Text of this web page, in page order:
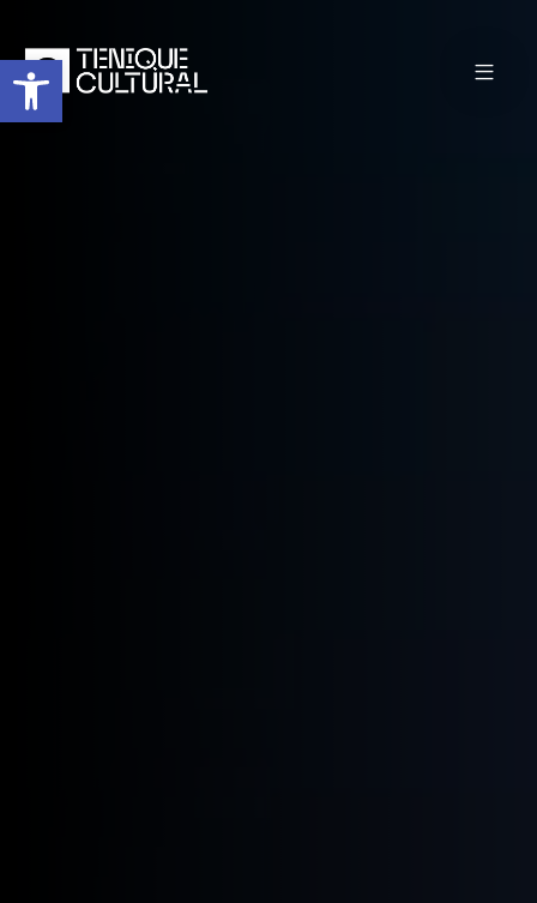
Abrir barra de herramientas